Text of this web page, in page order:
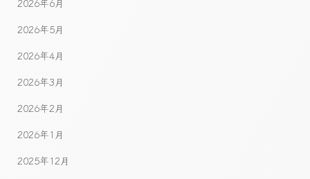
2026年6月
2026年5月
2026年4月
2026年3月
2026年2月
2026年1月
2025年12月